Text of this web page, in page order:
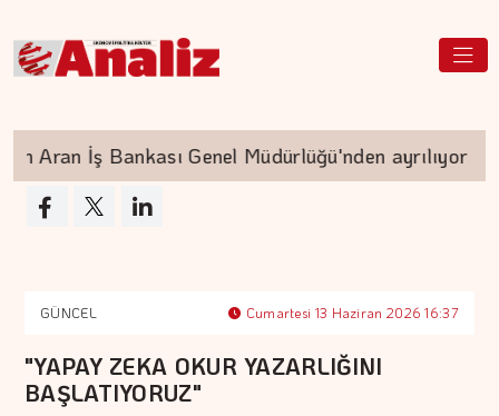
İş Bankası Genel Müdürlüğü'nden ayrılıyor
GÜNCEL Cumartesi 13 Haziran 2026 16:37
"YAPAY ZEKA OKUR YAZARLIĞINI
BAŞLATIYORUZ"